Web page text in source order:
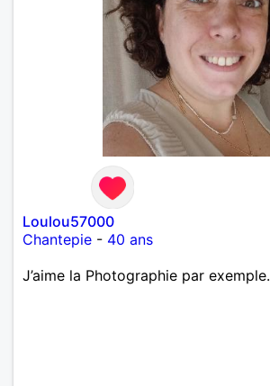
Loulou57000
Chantepie - 40 ans
J’aime la Photographie par exemple.